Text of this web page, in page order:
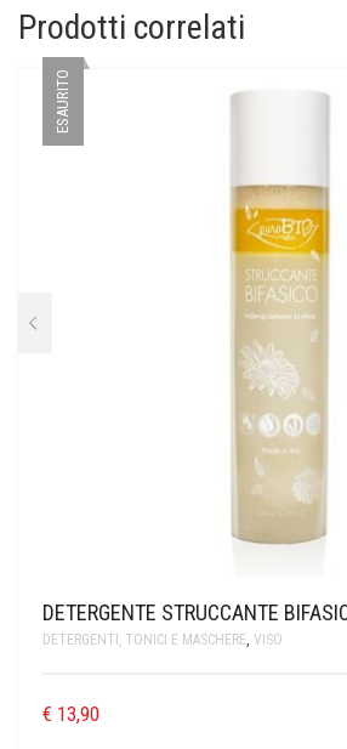
Prodotti correlati
ESAURITO
DETERGENTE STRUCCANTE
DETERGENTI, TONICI E MASCHERE, VISO
€ 13,90